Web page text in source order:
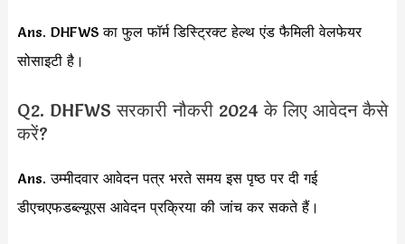
Ans. DHFWS का फुल फॉर्म डिस्ट्रिक्ट हेल्थ एंड फैमिली वेलफेयर
सोसाइटी है।
Q2. DHFWS सरकारी नौकरी 2024 के लिए आवेदन कैसे
करें?
Ans. उम्मीदवार आवेदन पत्र भरते समय इस पृष्ठ पर दी गई
डीएचएफडब्ल्यूएस आवेदन प्रक्रिया की जांच कर सकते हैं।